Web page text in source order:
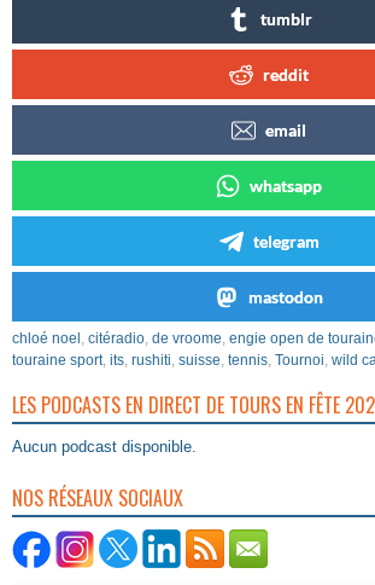
tumblr
reddit
email
whatsapp
telegram
mastodon
chloé noel citéradio de vroome engie open de
touraine sport, its rushiti suisse tennis Tournoi wild
LES PODCASTS EN DIRECT DE TOURS EN FÊTE
Aucun podcast disponible.
NOS RÉSEAUX SOCIAUX